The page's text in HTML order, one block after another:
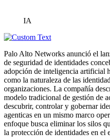
IA
Palo Alto Networks anunció el
de seguridad de identidades
adopción de inteligencia artificial
como la naturaleza de las
organizaciones. La compañía
modelo tradicional de gestión de
descubrir, controlar y gobernar
agenticas en un mismo marco
enfoque busca eliminar los silos
la protección de identidades en el